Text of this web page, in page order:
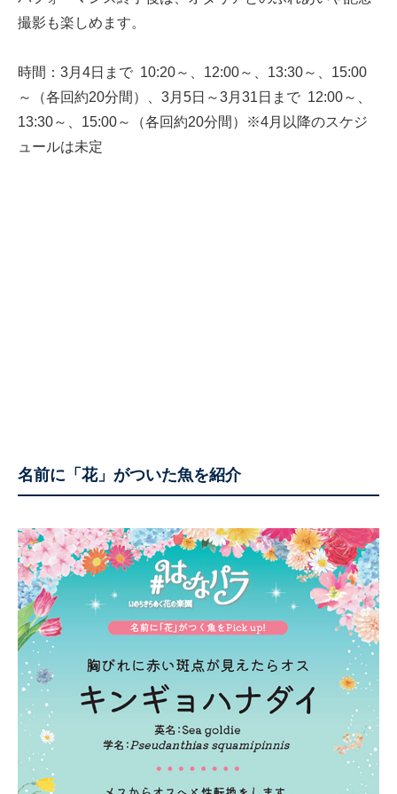
撮影も楽しめます。
時間：3月4日まで 10:20～、12:00～、13:30～、15:00
～（各回約20分間）、3月5日～3月31日まで 12:00～、
13:30～、15:00～（各回約20分間）※4月以降のスケジ
ュールは未定
名前に「花」がついた魚を紹介